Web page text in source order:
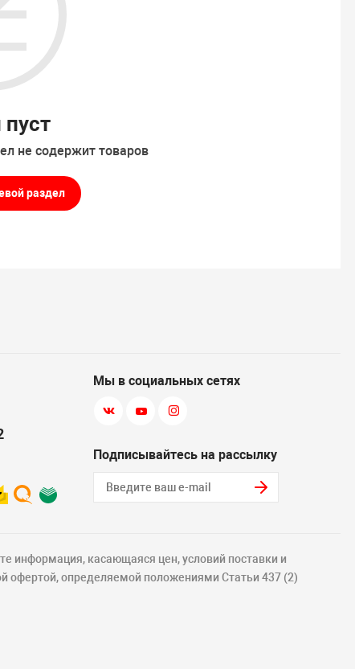
не содержит товаров
раздел
Мы в социальных сетях
Подписывайтесь на рассылку
информация, касающаяся цен, условий поставки и
офертой, определяемой положениями Статьи 437 (2)